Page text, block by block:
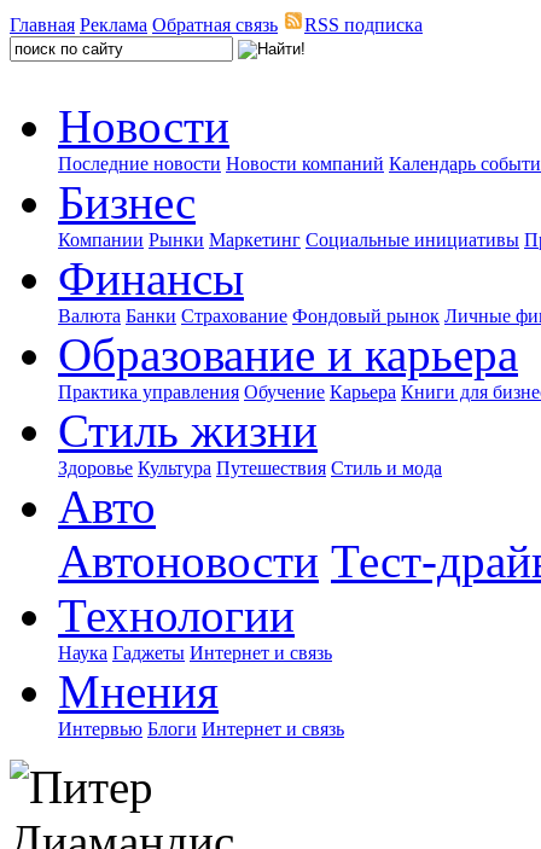
Главная Реклама Обратная связь RSS подписка
Новости
Последние новости Новости компаний Календарь
Бизнес
Компании Рынки Маркетинг Социальные инициативы
Финансы
Валюта Банки Страхование Фондовый рынок Личные
Образование и карьера
Практика управления Обучение Карьера Книги для
Стиль жизни
Здоровье Культура Путешествия Стиль и мода
Авто
Автоновости Тест-
Технологии
Наука Гаджеты Интернет и связь
Мнения
Интервью Блоги Интернет и связь